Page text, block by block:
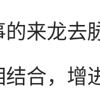
的来龙去
合，增